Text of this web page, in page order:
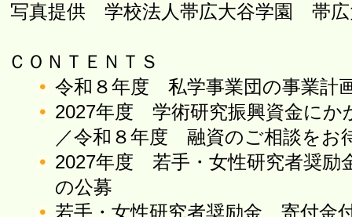
写真提供 学校法人帯広大谷学園 帯広
ＣＯＮＴＥＮＴＳ
令和８年度 私学事業団の事業計
2027年度 学術研究振興資金にか
／令和８年度 融資のご相談をお
2027年度 若手・女性研究者奨励
の公募
若手・女性研究者奨励金 寄付金